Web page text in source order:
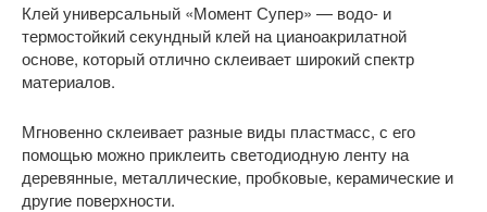
Клей универсальный «Момент Супер» — водо- и
термостойкий секундный клей на цианоакрилатной
основе, который отлично склеивает широкий спектр
материалов.
Мгновенно склеивает разные виды пластмасс, с его
помощью можно приклеить светодиодную ленту на
деревянные, металлические, пробковые, керамические и
другие поверхности.